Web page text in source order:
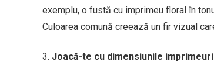
exemplu, o fustă cu imprimeu floral în
Culoarea comună creează un fir vizual
Joacă-te cu dimensiunile